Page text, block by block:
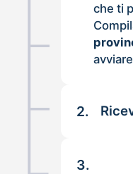
che ti
2.
3.